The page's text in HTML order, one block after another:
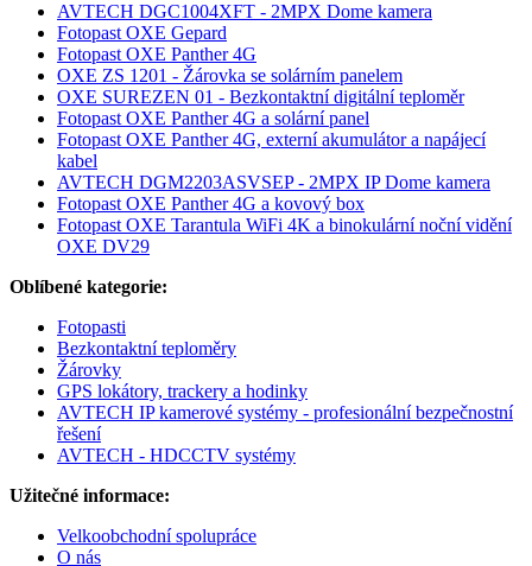
AVTECH DGC1004XFT - 2MPX Dome kamera
Fotopast OXE Gepard
Fotopast OXE Panther 4G
OXE ZS 1201 - Žárovka se solárním panelem
OXE SUREZEN 01 - Bezkontaktní digitální teploměr
Fotopast OXE Panther 4G a solární panel
Fotopast OXE Panther 4G, externí akumulátor a napájecí
kabel
AVTECH DGM2203ASVSEP - 2MPX IP Dome kamera
Fotopast OXE Panther 4G a kovový box
Fotopast OXE Tarantula WiFi 4K a binokulární noční vidění
OXE DV29
Oblíbené kategorie:
Fotopasti
Bezkontaktní teploměry
Žárovky
GPS lokátory, trackery a hodinky
AVTECH IP kamerové systémy - profesionální bezpečnostní
řešení
AVTECH - HDCCTV systémy
Užitečné informace:
Velkoobchodní spolupráce
O nás